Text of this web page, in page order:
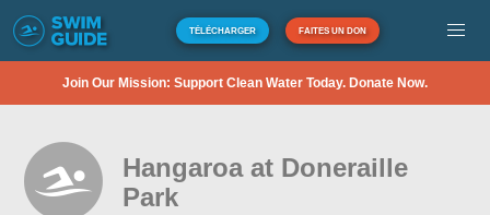
TÉLÉCHARGER FAITES UN DON
Join Our Mission: Support Clean Water Today. Donate Now.
Hangaroa at Doneraille
Park